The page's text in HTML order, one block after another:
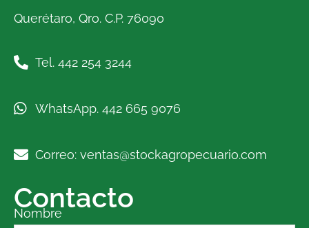
Querétaro, Qro. C.P. 76090
Tel. 442 254 3244
WhatsApp. 442 665 9076
Correo: ventas@stockagropecuario.com
Contacto
Nombre